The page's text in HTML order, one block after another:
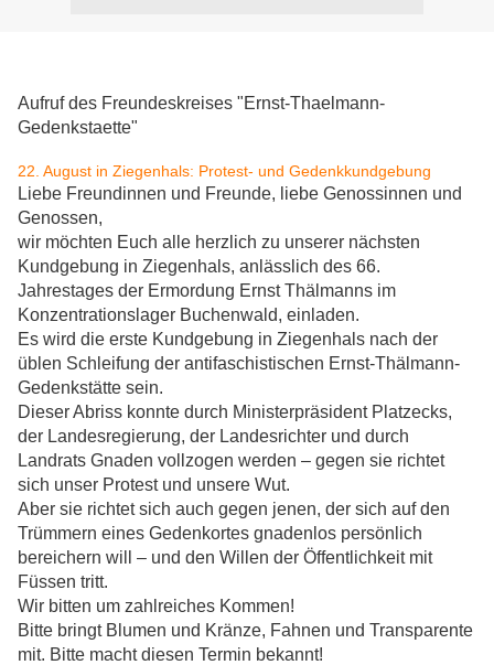
Aufruf des Freundeskreises "Ernst-Thaelmann-
Gedenkstaette"
22. August in Ziegenhals: Protest- und Gedenkkundgebung
Liebe Freundinnen und Freunde, liebe Genossinnen und
Genossen,
wir möchten Euch alle herzlich zu unserer nächsten
Kundgebung in Ziegenhals, anlässlich des 66.
Jahrestages der Ermordung Ernst Thälmanns im
Konzentrationslager Buchenwald, einladen.
Es wird die erste Kundgebung in Ziegenhals nach der
üblen Schleifung der antifaschistischen Ernst-Thälmann-
Gedenkstätte sein.
Dieser Abriss konnte durch Ministerpräsident Platzecks,
der Landesregierung, der Landesrichter und durch
Landrats Gnaden vollzogen werden – gegen sie richtet
sich unser Protest und unsere Wut.
Aber sie richtet sich auch gegen jenen, der sich auf den
Trümmern eines Gedenkortes gnadenlos persönlich
bereichern will – und den Willen der Öffentlichkeit mit
Füssen tritt.
Wir bitten um zahlreiches Kommen!
Bitte bringt Blumen und Kränze, Fahnen und Transparente
mit. Bitte macht diesen Termin bekannt!